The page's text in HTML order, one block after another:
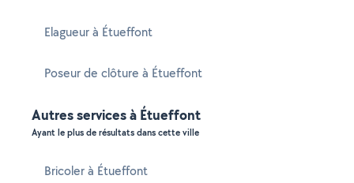
Elagueur à Étueffont
Poseur de clôture à Étueffont
Autres services à Étueffont
Ayant le plus de résultats dans cette ville
Bricoler à Étueffont